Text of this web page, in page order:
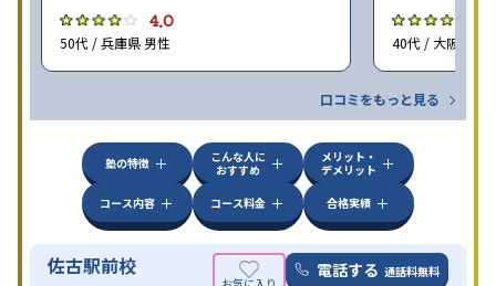
4.0
50代 / 兵庫県 男性 40代 / 大阪府 女
口コミをもっと見る
塾の特徴
こんな人に
おすすめ
メリット・
デメリット
コース内容
コース料金 合格実績
佐古駅前校 電話する 通話料無料